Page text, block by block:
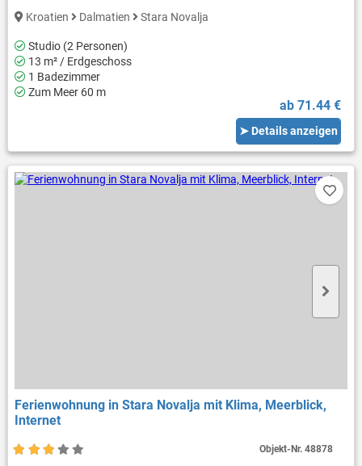
Kroatien Dalmatien Stara Novalja
Studio (2 Personen)
13 m² / Erdgeschoss
1 Badezimmer
Zum Meer 60 m
ab 71.44 €
➤ Details anzeigen
Ferienwohnung in Stara Novalja mit Klima, Meerblick,
Internet
Objekt-Nr.48878